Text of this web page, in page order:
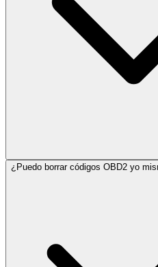
¿Puedo borrar códigos OBD2 yo